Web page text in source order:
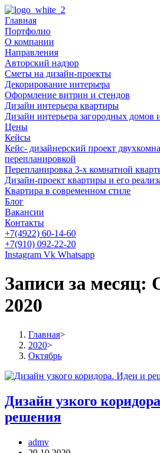
Главная
Портфолио
О компании
Направления
Авторский надзор
Сметы на дизайн-проекты
Декорирование интерьера
Оформление витрин и стендов
Дизайн интерьера квартиры
Дизайн интерьера загородных домов
Цены
Кейсы
Кейс- дизайнерский проект
перепланировкой
Перепланировка 3-х комнатной
Дизайн-проект квартиры и его
Квартира в современном стиле
Блог
Вакансии
Контакты
+7(4922) 60-14-60
+7(910) 092-22-20
Instagram Vk Whatsapp
Записи за месяц:
2020
Главная>
2020>
Октябрь
Дизайн узкого
решения
admv